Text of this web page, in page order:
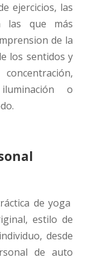
ejercicios, las
las que más
de la
los sentidos y
o
de yoga
estilo de
desde
de auto